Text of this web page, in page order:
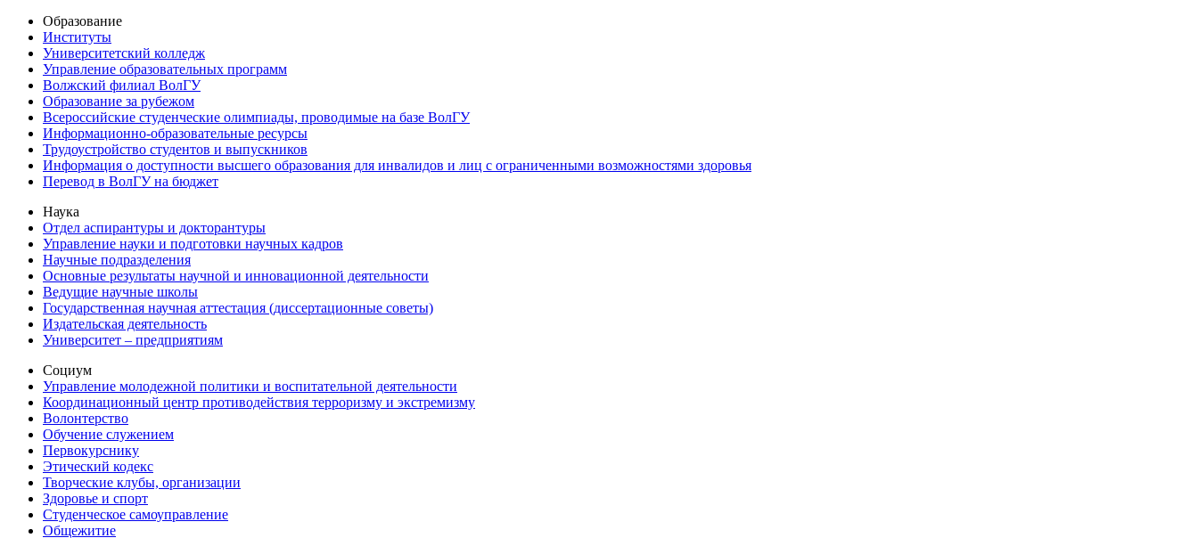
Образование
Институты
Университетский колледж
Управление образовательных программ
Волжский филиал ВолГУ
Образование за рубежом
Всероссийские студенческие олимпиады, проводимые на базе ВолГУ
Информационно-образовательные ресурсы
Трудоустройство студентов и выпускников
Информация о доступности высшего образования для инвалидов и лиц с ограниченными возможностями здоровья
Перевод в ВолГУ на бюджет
Наука
Отдел аспирантуры и докторантуры
Управление науки и подготовки научных кадров
Научные подразделения
Основные результаты научной и инновационной деятельности
Ведущие научные школы
Государственная научная аттестация (диссертационные советы)
Издательская деятельность
Университет – предприятиям
Социум
Управление молодежной политики и воспитательной деятельности
Координационный центр противодействия терроризму и экстремизму
Волонтерство
Обучение служением
Первокурснику
Этический кодекс
Творческие клубы, организации
Здоровье и спорт
Студенческое самоуправление
Общежитие